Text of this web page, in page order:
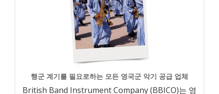
행군 계기를 필요로하는 모든 영국군 악기 공급 업체
British Band Instrument Company (BBICO)는 영